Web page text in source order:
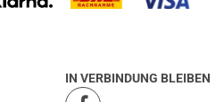
IN VERBINDUNG BLEIBEN